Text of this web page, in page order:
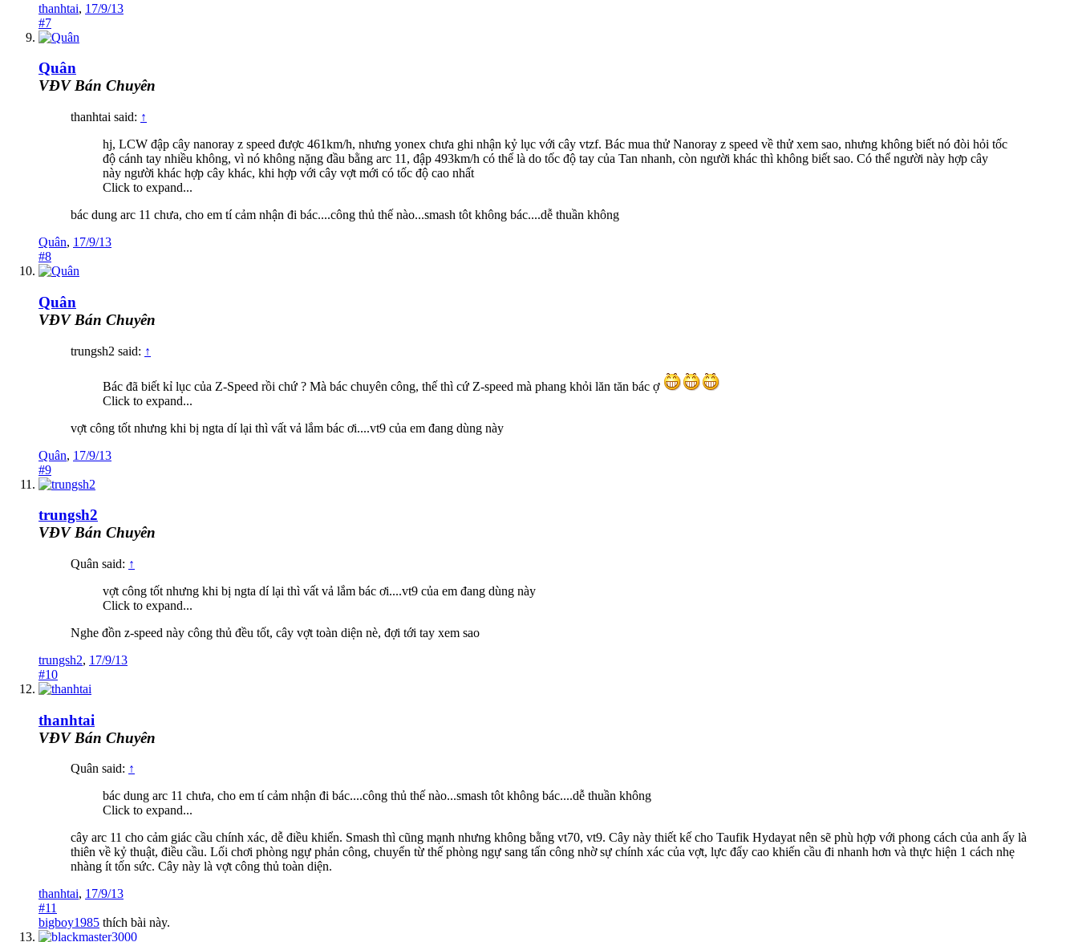
thanhtai, 17/9/13
#7
Quân
VĐV Bán Chuyên
thanhtai said: ↑
hj, LCW đập cây nanoray z speed được 461km/h, nhưng yonex chưa ghi nhận kỷ lục với cây vtzf. Bác mua thử Nanoray z speed về thử xem sao, nhưng không biết nó đòi hỏi tốc
độ cánh tay nhiều không, vì nó không nặng đầu bằng arc 11, đập 493km/h có thể là do tốc độ tay của Tan nhanh, còn người khác thì không biết sao. Có thể người này hợp cây
này người khác hợp cây khác, khi hợp với cây vợt mới có tốc độ cao nhất
Click to expand...
bác dung arc 11 chưa, cho em tí cảm nhận đi bác....công thủ thế nào...smash tôt không bác....dễ thuần không
Quân, 17/9/13
#8
Quân
VĐV Bán Chuyên
trungsh2 said: ↑
Bác đã biết kỉ lục của Z-Speed rồi chứ ? Mà bác chuyên công, thế thì cứ Z-speed mà phang khỏi lăn tăn bác ợ
Click to expand...
vợt công tốt nhưng khi bị ngta dí lại thì vất vả lắm bác ơi....vt9 của em đang dùng này
Quân, 17/9/13
#9
trungsh2
VĐV Bán Chuyên
Quân said: ↑
vợt công tốt nhưng khi bị ngta dí lại thì vất vả lắm bác ơi....vt9 của em đang dùng này
Click to expand...
Nghe đồn z-speed này công thủ đều tốt, cây vợt toàn diện nè, đợi tới tay xem sao
trungsh2, 17/9/13
#10
thanhtai
VĐV Bán Chuyên
Quân said: ↑
bác dung arc 11 chưa, cho em tí cảm nhận đi bác....công thủ thế nào...smash tôt không bác....dễ thuần không
Click to expand...
cây arc 11 cho cảm giác cầu chính xác, dễ điều khiển. Smash thì cũng mạnh nhưng không bằng vt70, vt9. Cây này thiết kế cho Taufik Hydayat nên sẽ phù hợp với phong cách của anh ấy là
thiên về kỷ thuật, điều cầu. Lối chơi phòng ngự phản công, chuyển từ thế phòng ngự sang tấn công nhờ sự chính xác của vợt, lực đẩy cao khiến cầu đi nhanh hơn và thực hiện 1 cách nhẹ
nhàng ít tốn sức. Cây này là vợt công thủ toàn diện.
thanhtai, 17/9/13
#11
bigboy1985 thích bài này.